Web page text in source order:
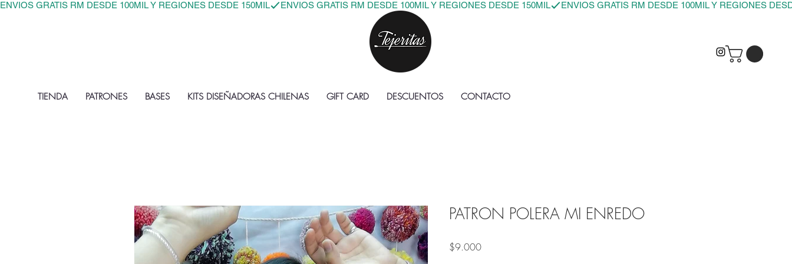
ENVIOS GRATIS RM DESDE 100MIL Y REGIONES DESDE 150MIL
TIENDA PATRONES BASES KITS DISEÑADORAS CHILENAS GIFT CARD DESCUENTOS CONTACTO
PATRON POLERA MI ENREDO
$9.000Precio